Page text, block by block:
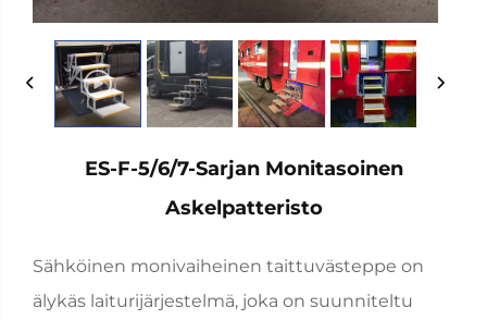
ES-F-5/6/7-Sarjan Monitasoinen
Askelpatteristo
Sähköinen monivaiheinen taittuvästeppe on
älykäs laiturijärjestelmä, joka on suunniteltu